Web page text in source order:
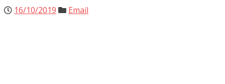
16/10/2019 Email